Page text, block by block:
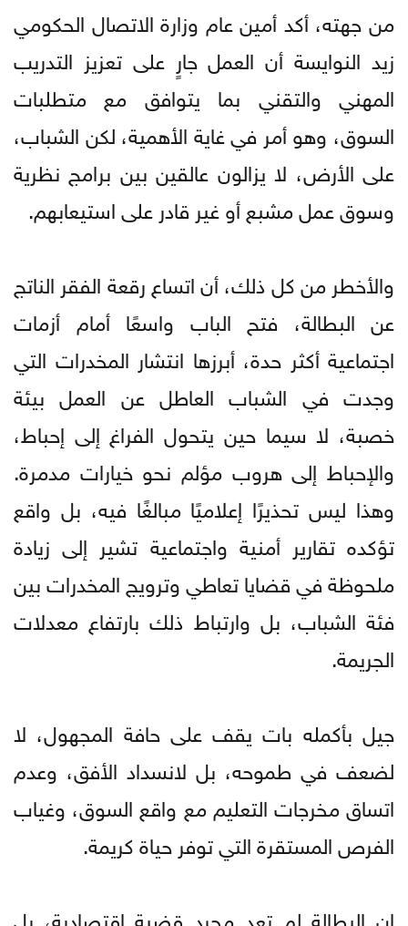
من جهته، أكد أمين عام وزارة الاتصال الحكومي
زيد النوايسة أن العمل جارٍ على تعزيز التدريب
المهني والتقني بما يتوافق مع متطلبات
السوق، وهو أمر في غاية الأهمية، لكن الشباب،
على الأرض، لا يزالون عالقين بين برامج نظرية
وسوق عمل مشبع أو غير قادر على استيعابهم.
والأخطر من كل ذلك، أن اتساع رقعة الفقر الناتج
عن البطالة، فتح الباب واسعًا أمام أزمات
اجتماعية أكثر حدة، أبرزها انتشار المخدرات التي
وجدت في الشباب العاطل عن العمل بيئة
خصبة، لا سيما حين يتحول الفراغ إلى إحباط،
والإحباط إلى هروب مؤلم نحو خيارات مدمرة.
وهذا ليس تحذيرًا إعلاميًا مبالغًا فيه، بل واقع
تؤكده تقارير أمنية واجتماعية تشير إلى زيادة
ملحوظة في قضايا تعاطي وترويج المخدرات بين
فئة الشباب، بل وارتباط ذلك بارتفاع معدلات
الجريمة.
جيل بأكمله بات يقف على حافة المجهول، لا
لضعف في طموحه، بل لانسداد الأفق، وعدم
اتساق مخرجات التعليم مع واقع السوق، وغياب
الفرص المستقرة التي توفر حياة كريمة.
إن البطالة لم تعد مجرد قضية اقتصادية، بل